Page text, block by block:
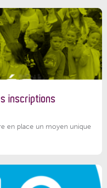
inscriptions
en place un moyen unique